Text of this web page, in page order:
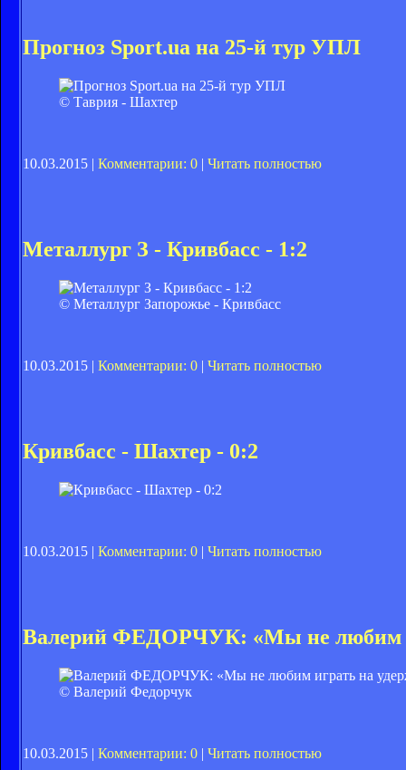
Прогноз Sport.ua на 25-й тур УПЛ
© Таврия - Шахтер
10.03.2015 | Комментарии: 0 | Читать полностью
Металлург З - Кривбасс - 1:2
© Металлург Запорожье - Кривбасс
10.03.2015 | Комментарии: 0 | Читать полностью
Кривбасс - Шахтер - 0:2
10.03.2015 | Комментарии: 0 | Читать полностью
Валерий ФЕДОРЧУК: «Мы не любим
© Валерий Федорчук
10.03.2015 | Комментарии: 0 | Читать полностью